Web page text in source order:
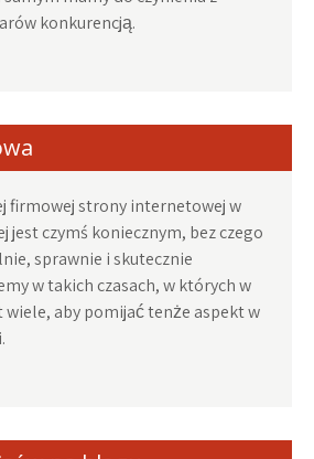
konkurencją.
firmowej strony internetowej w
jest czymś koniecznym, bez czego
sprawnie i skutecznie
w takich czasach, w których w
wiele, aby pomijać tenże aspekt w